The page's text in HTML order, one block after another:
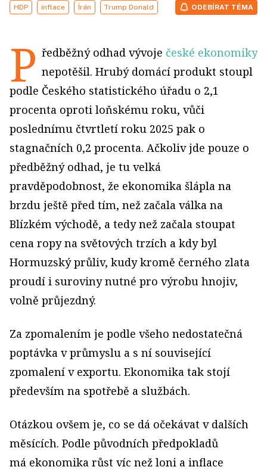
HDP inflace Írán Trump Donald ODEBÍRAT TÉMA
P ředběžný odhad vývoje české ekonomiky
nepotěšil. Hrubý domácí produkt stoupl
podle Českého statistického úřadu o 2,1
procenta oproti loňskému roku, vůči
poslednímu čtvrtletí roku 2025 pak o
stagnačních 0,2 procenta. Ačkoliv jde pouze o
předběžný odhad, je tu velká
pravděpodobnost, že ekonomika šlápla na
brzdu ještě před tím, než začala válka na
Blízkém východě, a tedy než začala stoupat
cena ropy na světových trzích a kdy byl
Hormuzský průliv, kudy kromě černého zlata
proudí i suroviny nutné pro výrobu hnojiv,
volně průjezdný.
Za zpomalením je podle všeho nedostatečná
poptávka v průmyslu a s ní související
zpomalení v exportu. Ekonomika tak stojí
především na spotřebě a službách.
Otázkou ovšem je, co se dá očekávat v dalších
měsících. Podle původních předpokladů
má ekonomika růst víc než loni a inflace